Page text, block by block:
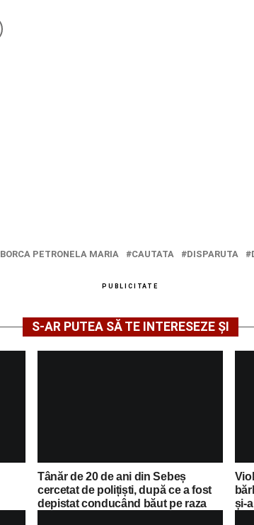
BORCA PETRONELA MARIA CAUTATA DISPARUTA
PUBLICITATE
S-AR PUTEA SĂ TE INTERESEZE ȘI
Tânăr de 20 de ani din Sebeș
cercetat de polițiști, după ce a fost
depistat conducând băut pe raza
și-